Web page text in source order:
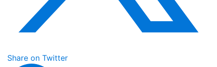
Share on Twitter